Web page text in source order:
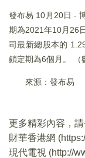
發布易 10月20日 -
期為2021年10月26
司最新總股本的
鎖定期為6個月。 （
來源：發布易
更多精彩內容，
財華香港網 (
現代電視 (http://